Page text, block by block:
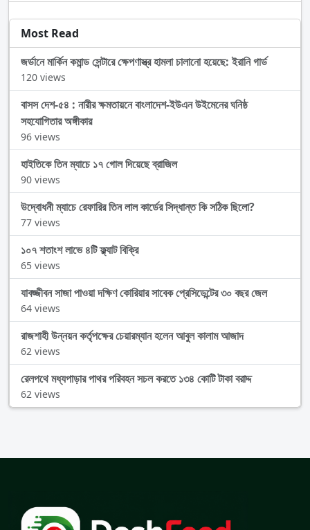
Most Read
জর্ডানে মার্কিন কমান্ড সেন্টারে ক্ষেপণাস্ত্র হামলা চালানো হয়েছে: ইরানি গার্ড
120 views
বাসস দেশ-৫৪ : নারীর ক্ষমতায়নে বাংলাদেশ-ইউএন উইমেনের ঘনিষ্ঠ
সহযোগিতার অঙ্গীকার
96 views
হাইতিকে তিন ম্যাচে ১৭ গোল দিয়েছে ব্রাজিল
90 views
উদ্বোধনী ম্যাচে রেফারির তিন লাল কার্ডের সিদ্ধান্ত কি সঠিক ছিলো?
77 views
১০৭ শতাংশ লাভে ৪টি ফ্ল্যাট বিক্রি
65 views
যাবজ্জীবন সাজা পাওয়া দক্ষিণ কোরিয়ার সাবেক প্রেসিডেন্টের ৩০ বছর জেল
64 views
রাজশাহী উন্নয়ন কর্তৃপক্ষের চেয়ারম্যান হলেন আবুল কালাম আজাদ
62 views
রেলপথে মধ্যপাড়ার পাথর পরিবহন সচল করতে ১৩৪ কোটি টাকা বরাদ্দ
62 views